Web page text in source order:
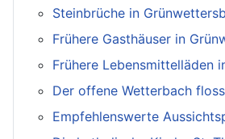
Steinbrüche in
Frühere Gasthäuser in
Frühere Lebensmittelläden
Der offene Wetterbach
Empfehlenswerte